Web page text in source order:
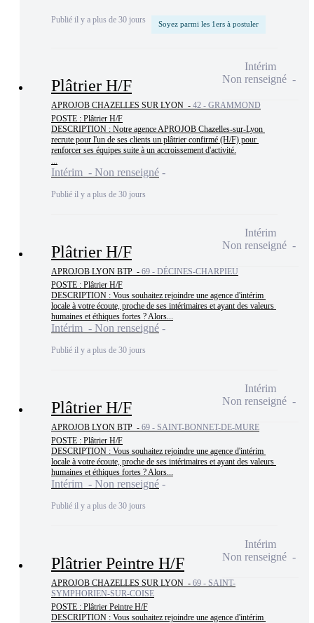
Publié il y a plus de 30 jours Soyez parmi les 1ers à postuler
Plâtrier H/F
APROJOB CHAZELLES SUR LYON - 42 - GRAMMOND
POSTE : Plâtrier H/F
DESCRIPTION : Notre agence APROJOB Chazelles-sur-Lyon
recrute pour l'un de ses clients un plâtrier confirmé (H/F) pour
renforcer ses équipes suite à un accroissement d'activité.
...
Intérim - Non renseigné
Publié il y a plus de 30 jours
Intérim
Non renseigné
Plâtrier H/F
APROJOB LYON BTP - 69 - DÉCINES-CHARPIEU
POSTE : Plâtrier H/F
DESCRIPTION : Vous souhaitez rejoindre une agence d'intérim
locale à votre écoute, proche de ses intérimaires et ayant des valeurs
humaines et éthiques fortes ? Alors...
Intérim - Non renseigné
Publié il y a plus de 30 jours
Intérim
Non renseigné
Plâtrier H/F
APROJOB LYON BTP - 69 - SAINT-BONNET-DE-MURE
POSTE : Plâtrier H/F
DESCRIPTION : Vous souhaitez rejoindre une agence d'intérim
locale à votre écoute, proche de ses intérimaires et ayant des valeurs
humaines et éthiques fortes ? Alors...
Intérim - Non renseigné
Publié il y a plus de 30 jours
Intérim
Non renseigné
Plâtrier Peintre H/F
APROJOB CHAZELLES SUR LYON - 69 - SAINT-
SYMPHORIEN-SUR-COISE
POSTE : Plâtrier Peintre H/F
DESCRIPTION : Vous souhaitez rejoindre une agence d'intérim
Intérim
Non renseigné